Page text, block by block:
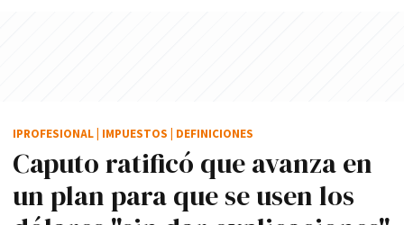
Caputo ratificó que avanza en
un plan para que se usen los
IPROFESIONAL IMPUESTOS DEFINICIONES